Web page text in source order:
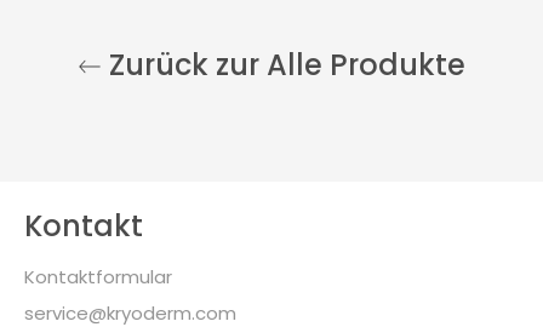
Zurück zur Alle Produkte
Kontakt
Kontaktformular
service@kryoderm.com